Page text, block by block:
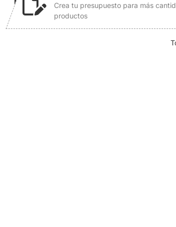
Crea tu presupuesto para más
productos